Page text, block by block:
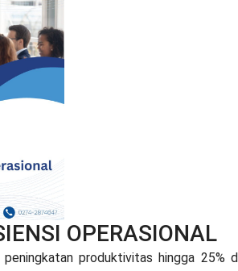
OPERASIONAL
produktivitas hingga 25%